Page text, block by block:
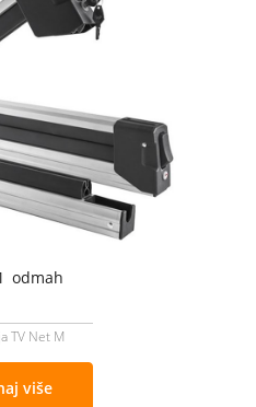
odmah
TV Net M
više